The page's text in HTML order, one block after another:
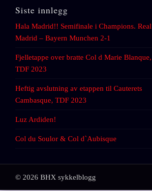
Siste innlegg
Hala Madrid!! Semifinale i Champions. Real
Madrid – Bayern Munchen 2-1
Fjelletappe over bratte Col d Marie Blanque,
TDF 2023
Heftig avslutning av etappen til Cauterets
Cambasque, TDF 2023
Luz Ardiden!
Col du Soulor & Col d`Aubisque
© 2026 BHX sykkelblogg